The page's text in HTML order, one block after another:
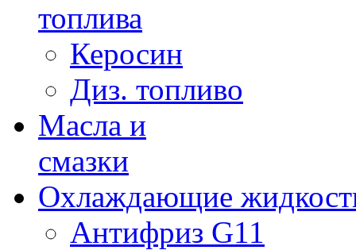
топлива
Керосин
Диз. топливо
Масла и
смазки
Охлаждающие
Антифриз G11